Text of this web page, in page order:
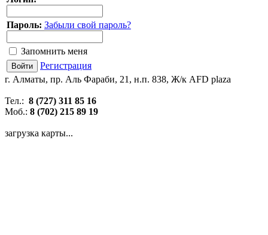
Пароль: Забыли свой пароль?
Запомнить меня
Регистрация
г. Алматы, пр. Аль Фараби, 21, н.п. 838, Ж/к AFD plaza
Тел.: 8 (727) 311 85 16
Моб.: 8 (702) 215 89 19
загрузка карты...